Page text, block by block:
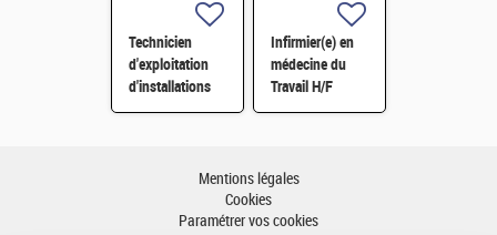
H/F
Technicien
d'exploitation
d'installations
H/F
Infirmier(e) en
médecine du
Travail H/F
Mentions légales
Cookies
Paramétrer vos cookies